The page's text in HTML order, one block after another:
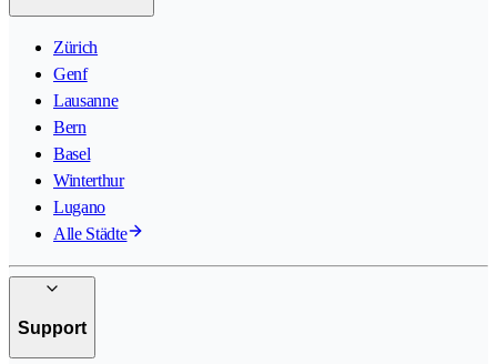
Zürich
Genf
Lausanne
Bern
Basel
Winterthur
Lugano
Alle Städte
Support